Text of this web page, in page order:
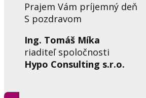
Prajem Vám príjemný deň
S pozdravom
Ing. Tomáš Míka
riaditeľ spoločnosti
Hypo Consulting s.r.o.